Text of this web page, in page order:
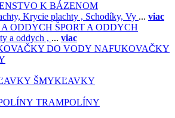
K BÁZENOM
Krycie plachty , Schodíky, Vy ... viac
ŠPORT A ODDYCH
a oddych , ... viac
NAFUKOVAČKY
ŠMYKĽAVKY
TRAMPOLÍNY